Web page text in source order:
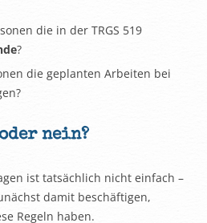
die in der TRGS 519
?
die geplanten Arbeiten bei
nein?
ist tatsächlich nicht einfach –
damit beschäftigen,
Regeln haben.